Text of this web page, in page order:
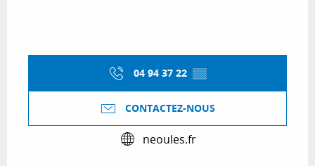
04 94 37 22 ▒▒
CONTACTEZ-NOUS
neoules.fr